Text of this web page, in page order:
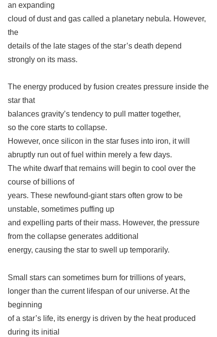
an expanding
cloud of dust and gas called a planetary nebula. However,
the
details of the late stages of the star’s death depend
strongly on its mass.
The energy produced by fusion creates pressure inside the
star that
balances gravity’s tendency to pull matter together,
so the core starts to collapse.
However, once silicon in the star fuses into iron, it will
abruptly run out of fuel within merely a few days.
The white dwarf that remains will begin to cool over the
course of billions of
years. These newfound-giant stars often grow to be
unstable, sometimes puffing up
and expelling parts of their mass. However, the pressure
from the collapse generates additional
energy, causing the star to swell up temporarily.
Small stars can sometimes burn for trillions of years,
longer than the current lifespan of our universe. At the
beginning
of a star’s life, its energy is driven by the heat produced
during its initial